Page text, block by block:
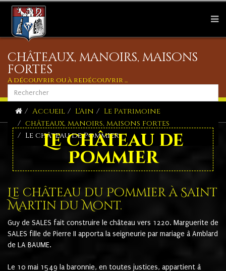
châteaux, manoirs, maisons
fortes
A découvrir ou à redécouvrir ...
Accueil L'Ain
Le Patrimoine
châteaux, manoirs, maisons fortes
Le château de Pommier
Le château de
Pommier
Le château du Pommier à Saint
Martin du Mont.
Guy de SALES fait construire le château vers 1220. Marguerite de
SALES fille de Pierre II apporta la seigneurie par mariage à Amblard
de LA BAUME.
Le 10 mai 1549 la baronnie, en toutes justices, appartient à